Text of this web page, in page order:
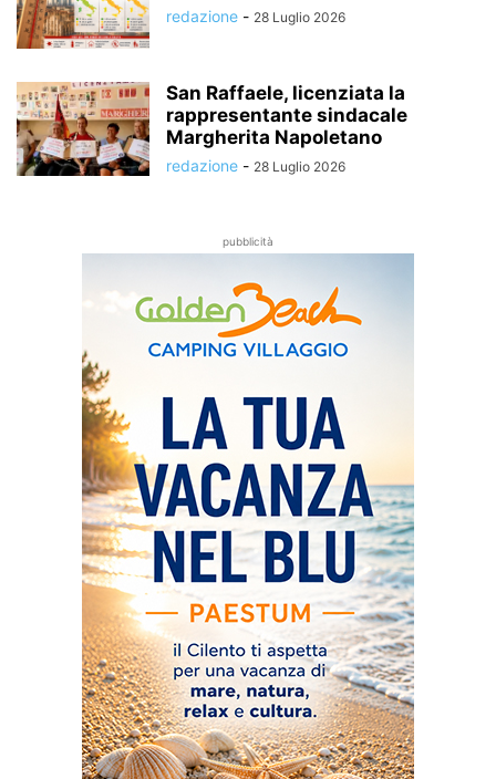
redazione - 28 Luglio 2026
San Raffaele, licenziata la
rappresentante sindacale
Margherita Napoletano
redazione - 28 Luglio 2026
pubblicità